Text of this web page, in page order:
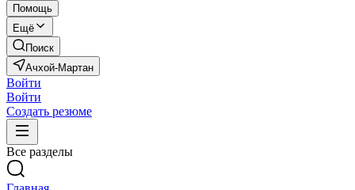
Помощь
Ещё
Поиск
Ачхой-Мартан
Войти
Войти
Создать резюме
Все разделы